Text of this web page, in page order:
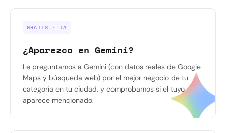
GRATIS · IA
¿Aparezco en Gemini?
Le preguntamos a Gemini (con datos reales de Google
Maps y búsqueda web) por el mejor negocio de tu
categoría en tu ciudad, y comprobamos si el tuyo
aparece mencionado.